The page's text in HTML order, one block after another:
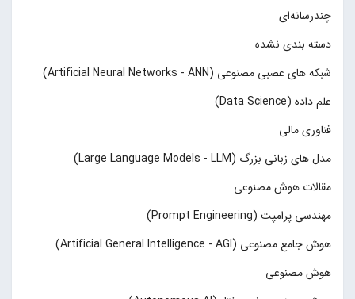
چند‌‌رسانه‌ای
دسته بندی نشده
شبکه های عصبی مصنوعی (Artificial Neural Networks - ANN)
علم داده (Data Science)
فناوری مالی
مدل های زبانی بزرگ (Large Language Models - LLM)
مقالات هوش مصنوعی
مهندسی پرامپت (Prompt Engineering)
هوش جامع مصنوعی (Artificial General Intelligence - AGI)
هوش مصنوعی